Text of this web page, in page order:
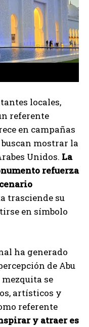
locales,
referente
en campañas
mostrar la
Unidos. La
refuerza
trasciende su
en símbolo
ha generado
de Abu
se
artísticos y
referente
y atraer es